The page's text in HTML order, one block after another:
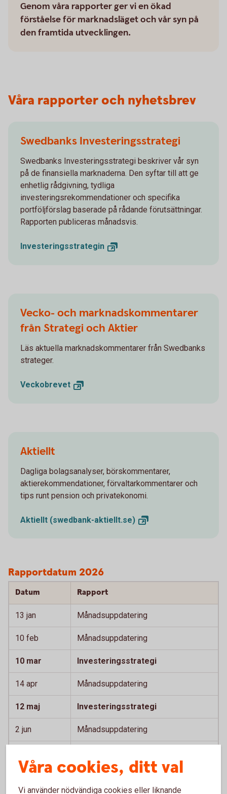
Genom våra rapporter ger vi en ökad
förståelse för marknadsläget och vår syn på
den framtida utvecklingen.
Våra rapporter och nyhetsbrev
Swedbanks Investeringsstrategi
Swedbanks Investeringsstrategi beskriver vår syn
på de finansiella marknaderna. Den syftar till att ge
enhetlig rådgivning, tydliga
investeringsrekommendationer och specifika
portföljförslag baserade på rådande förutsättningar.
Rapporten publiceras månadsvis.
Investeringsstrategin
Vecko- och marknadskommentarer
från Strategi och Aktier
Läs aktuella marknadskommentarer från Swedbanks
strateger.
Veckobrevet
Aktiellt
Dagliga bolagsanalyser, börskommentarer,
aktierekommendationer, förvaltarkommentarer och
tips runt pension och privatekonomi.
Aktiellt (swedbank-aktiellt.se)
Rapportdatum 2026
Datum Rapport
13 jan Månadsuppdatering
10 feb Månadsuppdatering
10 mar Investeringsstrategi
14 apr Månadsuppdatering
12 maj Investeringsstrategi
2 jun Månadsuppdatering
11 aug Månadsuppdatering
Våra cookies, ditt val
Vi använder nödvändiga cookies eller liknande